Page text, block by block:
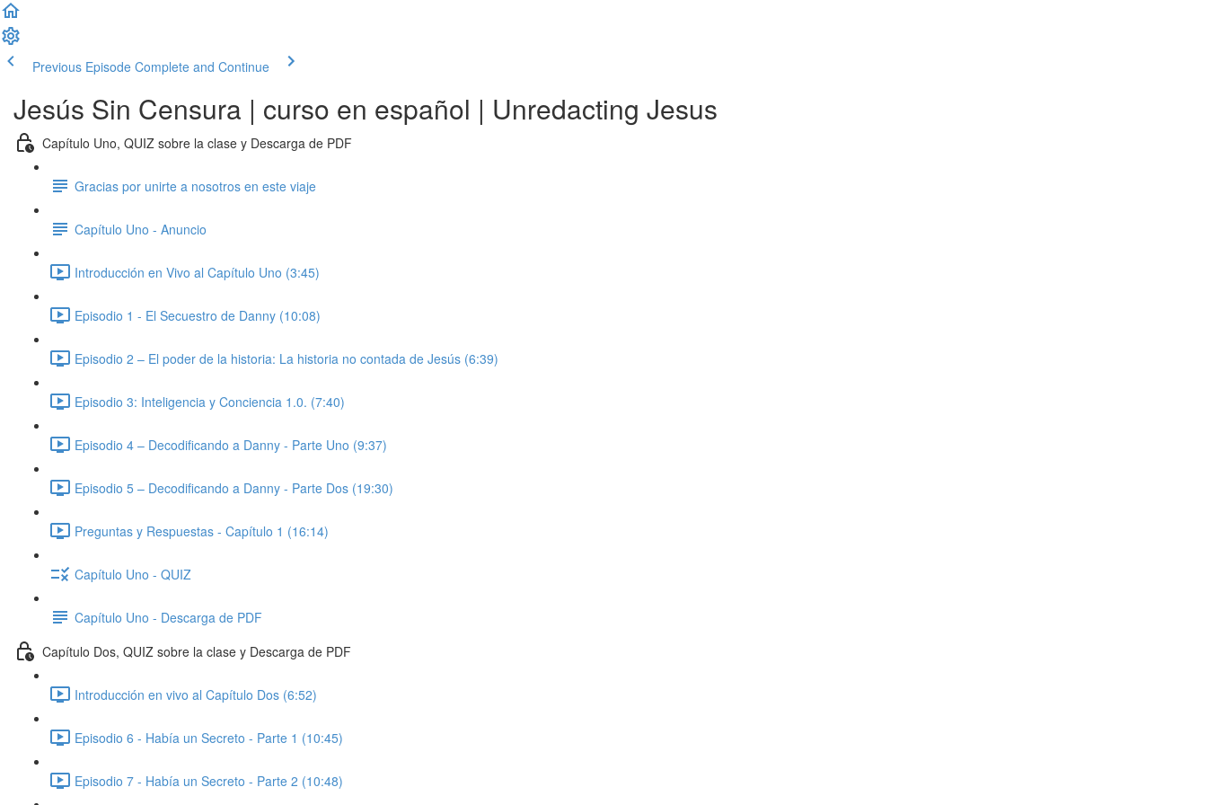
Previous Episode Complete and Continue
Jesús Sin Censura | curso en español | Unredacting Jesus
Capítulo Uno, QUIZ sobre la clase y Descarga de PDF
Gracias por unirte a nosotros en este viaje
Capítulo Uno - Anuncio
Introducción en Vivo al Capítulo Uno (3:45)
Episodio 1 - El Secuestro de Danny (10:08)
Episodio 2 – El poder de la historia: La historia no contada de Jesús (6:39)
Episodio 3: Inteligencia y Conciencia 1.0. (7:40)
Episodio 4 – Decodificando a Danny - Parte Uno (9:37)
Episodio 5 – Decodificando a Danny - Parte Dos (19:30)
Preguntas y Respuestas - Capítulo 1 (16:14)
Capítulo Uno - QUIZ
Capítulo Uno - Descarga de PDF
Capítulo Dos, QUIZ sobre la clase y Descarga de PDF
Introducción en vivo al Capítulo Dos (6:52)
Episodio 6 - Había un Secreto - Parte 1 (10:45)
Episodio 7 - Había un Secreto - Parte 2 (10:48)